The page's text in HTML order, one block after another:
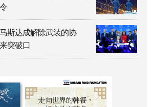
斯达成解除武装的协
突破口